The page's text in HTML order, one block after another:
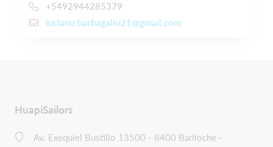
+5492944285379
luciano.barbagallo21@gmail.com
HuapiSailors
Av. Exequiel Bustillo 13500 - 8400 Bariloche -